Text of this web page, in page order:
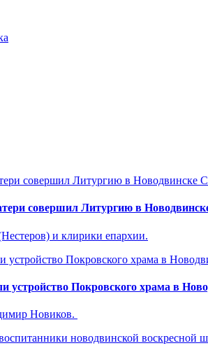
совершил Литургию в
и клирики епархии.
устройство Покровского храма в
Новиков.